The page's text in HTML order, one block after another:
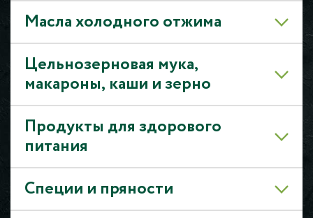
Масла холодного отжима
Цельнозерновая мука,
макароны, каши и зерно
Продукты для здорового
питания
Специи и пряности